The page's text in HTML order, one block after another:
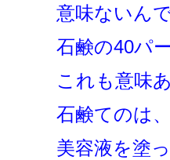
意味ないんで
石鹸の40パ
これも意味
石鹸てのは
美容液を塗